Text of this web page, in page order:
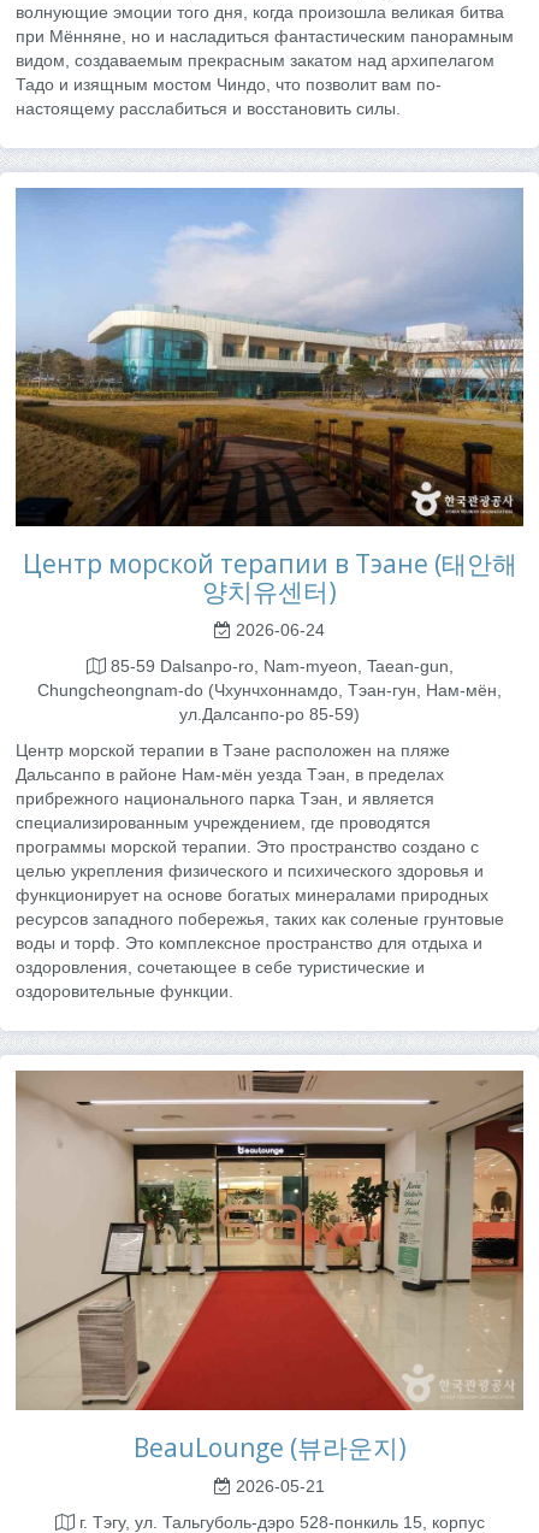
волнующие эмоции того дня, когда произошла великая битва
при Мённяне, но и насладиться фантастическим панорамным
видом, создаваемым прекрасным закатом над архипелагом
Тадо и изящным мостом Чиндо, что позволит вам по-
настоящему расслабиться и восстановить силы.
Центр морской терапии в Тэане (태안해
양치유센터)
2026-06-24
85-59 Dalsanpo-ro, Nam-myeon, Taean-gun,
Chungcheongnam-do (Чхунчхоннамдо, Тэан-гун, Нам-мён,
ул.Далсанпо-ро 85-59)
Центр морской терапии в Тэане расположен на пляже
Дальсанпо в районе Нам-мён уезда Тэан, в пределах
прибрежного национального парка Тэан, и является
специализированным учреждением, где проводятся
программы морской терапии. Это пространство создано с
целью укрепления физического и психического здоровья и
функционирует на основе богатых минералами природных
ресурсов западного побережья, таких как соленые грунтовые
воды и торф. Это комплексное пространство для отдыха и
оздоровления, сочетающее в себе туристические и
оздоровительные функции.
BeauLounge (뷰라운지)
2026-05-21
г. Тэгу, ул. Тальгуболь-дэро 528-понкиль 15, корпус